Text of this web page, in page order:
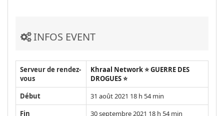
INFOS EVENT
Serveur de rendez-
vous
Khraal Network ⭐️ GUERRE DES
DROGUES ⭐️
Début
31 août 2021 18 h 54 min
Fin
30 septembre 2021 18 h 54 min